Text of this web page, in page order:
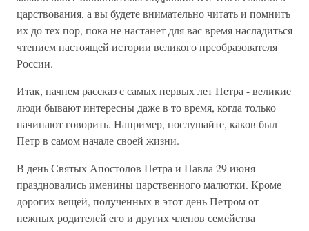
царствования, а вы будете внимательно читать и помнить
их до тех пор, пока не настанет для вас время насладиться
чтением настоящей истории великого преобразователя
России.
Итак, начнем рассказ с самых первых лет Петра - великие
люди бывают интересны даже в то время, когда только
начинают говорить. Например, послушайте, каков был
Петр в самом начале своей жизни.
В день Святых Апостолов Петра и Павла 29 июня
праздновались именины царственного малютки. Кроме
дорогих вещей, полученных в этот день Петром от
нежных родителей его и других членов семейства